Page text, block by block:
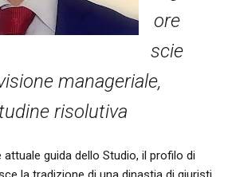
ore
scie
manageriale,
risolutiva
guida dello Studio, il profilo di